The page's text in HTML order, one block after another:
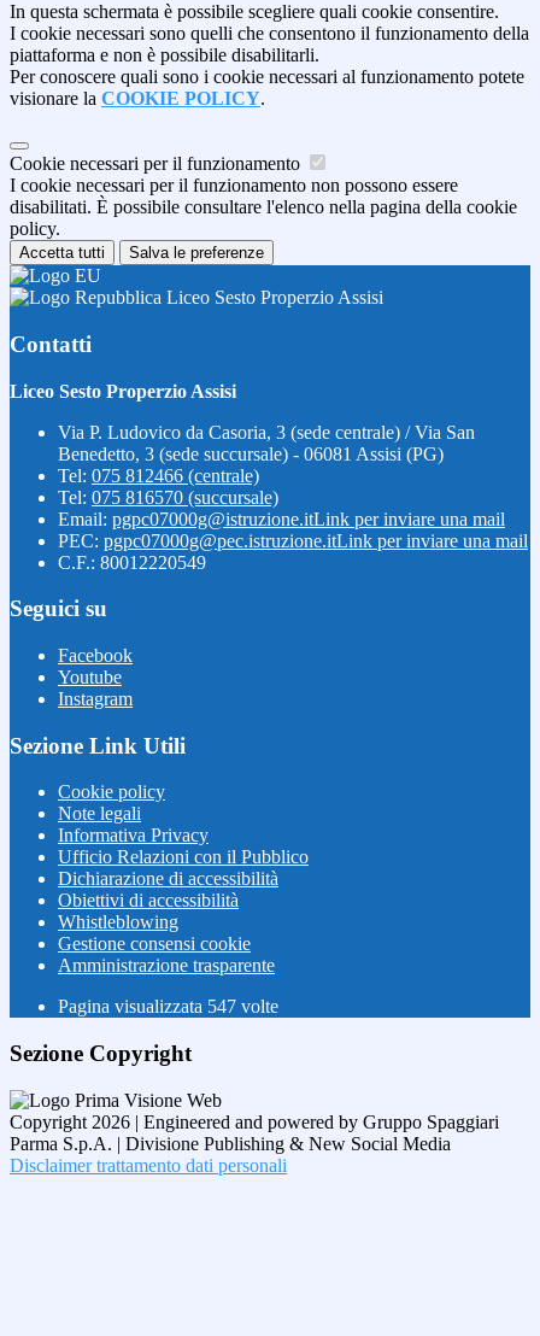
In questa schermata è possibile scegliere quali cookie consentire.
I cookie necessari sono quelli che consentono il funzionamento della
piattaforma e non è possibile disabilitarli.
Per conoscere quali sono i cookie necessari al funzionamento potete
visionare la COOKIE POLICY.
Cookie necessari per il funzionamento
I cookie necessari per il funzionamento non possono essere
disabilitati. È possibile consultare l'elenco nella pagina della cookie
policy.
Accetta tutti Salva le preferenze
Liceo Sesto Properzio Assisi
Contatti
Liceo Sesto Properzio Assisi
Via P. Ludovico da Casoria, 3 (sede centrale) / Via San
Benedetto, 3 (sede succursale) - 06081 Assisi (PG)
Tel: 075 812466 (centrale)
Tel: 075 816570 (succursale)
Email: pgpc07000g@istruzione.itLink per inviare una mail
PEC: pgpc07000g@pec.istruzione.itLink per inviare una mail
C.F.: 80012220549
Seguici su
Facebook
Youtube
Instagram
Sezione Link Utili
Cookie policy
Note legali
Informativa Privacy
Ufficio Relazioni con il Pubblico
Dichiarazione di accessibilità
Obiettivi di accessibilità
Whistleblowing
Gestione consensi cookie
Amministrazione trasparente
Pagina visualizzata 547 volte
Sezione Copyright
Copyright 2026 | Engineered and powered by Gruppo Spaggiari
Parma S.p.A. | Divisione Publishing & New Social Media
Disclaimer trattamento dati personali